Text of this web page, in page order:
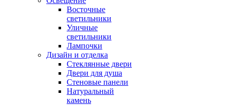
Восточные
светильники
Уличные
светильники
Лампочки
Дизайн и отделка
Стеклянные двери
Двери для душа
Стеновые панели
Натуральный
камень